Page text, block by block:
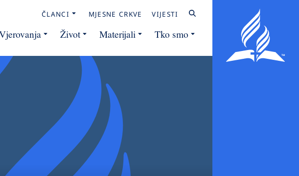
ČLANCI MJESNE CRKVE VIJESTI
Život Materijali Tko smo